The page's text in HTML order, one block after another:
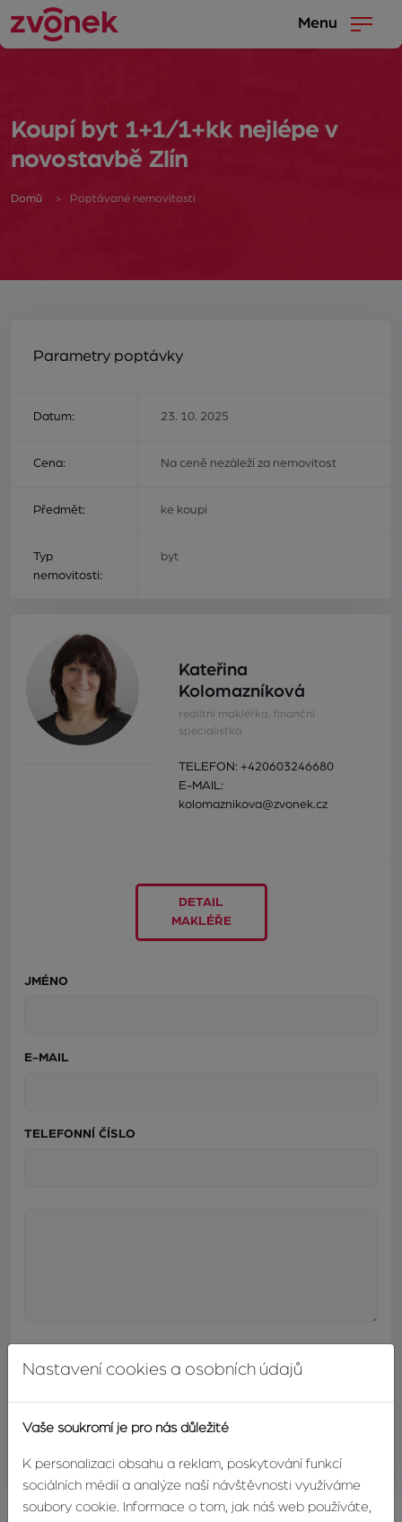
Menu
Koupí byt 1+1/1+kk nejlépe v
novostavbě Zlín
Domů Poptávané nemovitosti
Parametry poptávky
Datum: 23. 10. 2025
Cena: Na ceně nezáleží za nemovitost
Předmět: ke koupi
Typ
nemovitosti:
byt
Kateřina
Kolomazníková
realitní makléřka, finanční
specialistka
TELEFON: +420603246680
E-MAIL:
kolomaznikova@zvonek.cz
DETAIL
MAKLÉŘE
JMÉNO
E-MAIL
TELEFONNÍ ČÍSLO
Nastavení cookies a osobních údajů
Vaše soukromí je pro nás důležité
K personalizaci obsahu a reklam, poskytování funkcí
sociálních médií a analýze naší návštěvnosti využíváme
soubory cookie. Informace o tom, jak náš web používáte,